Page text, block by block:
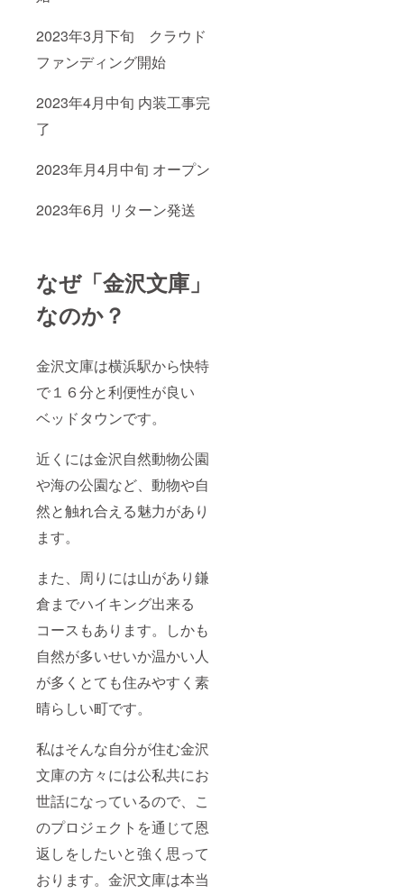
2023年3月下旬 クラウド
ファンディング開始
2023年4月中旬 内装工事完
了
2023年月4月中旬 オープン
2023年6月 リターン発送
なぜ「金沢文庫」
なのか？
金沢文庫は横浜駅から快特
で１６分と利便性が良い
ベッドタウンです。
近くには金沢自然動物公園
や海の公園など、動物や自
然と触れ合える魅力があり
ます。
また、周りには山があり鎌
倉までハイキング出来る
コースもあります。しかも
自然が多いせいか温かい人
が多くとても住みやすく素
晴らしい町です。
私はそんな自分が住む金沢
文庫の方々には公私共にお
世話になっているので、こ
のプロジェクトを通じて恩
返しをしたいと強く思って
おります。金沢文庫は本当